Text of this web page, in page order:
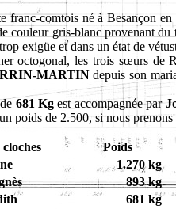
franc-comtois né à Besançon en
couleur gris-blanc provenant
exigüe et dans un état de
octogonal, les trois sœurs de
MARTINdepuis son
681 Kg est accompagnée par
poids de 2.500, si nous
Poids
1.270 kg
893 kg
681 kg